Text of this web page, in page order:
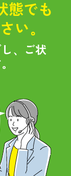
態でも
い。
、ご状